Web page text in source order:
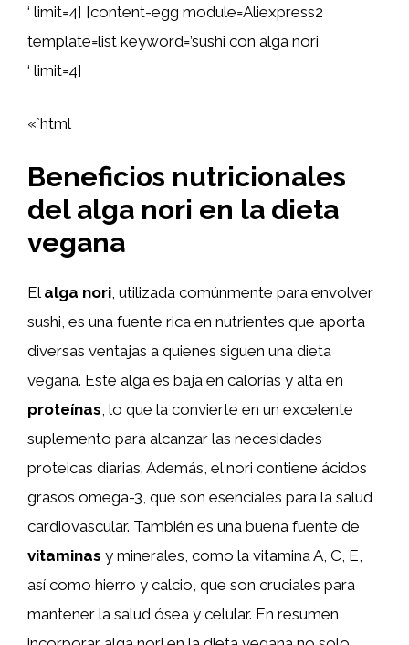
‘ limit=4] [content-egg module=Aliexpress2
template=list keyword=’sushi con alga nori
‘ limit=4]
«`html
Beneficios nutricionales
del alga nori en la dieta
vegana
El alga nori, utilizada comúnmente para envolver
sushi, es una fuente rica en nutrientes que aporta
diversas ventajas a quienes siguen una dieta
vegana. Este alga es baja en calorías y alta en
proteínas, lo que la convierte en un excelente
suplemento para alcanzar las necesidades
proteicas diarias. Además, el nori contiene ácidos
grasos omega-3, que son esenciales para la salud
cardiovascular. También es una buena fuente de
vitaminas y minerales, como la vitamina A, C, E,
así como hierro y calcio, que son cruciales para
mantener la salud ósea y celular. En resumen,